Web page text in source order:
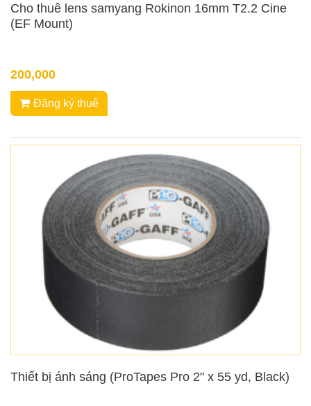
Cho thuê lens samyang Rokinon 16mm T2.2 Cine
(EF Mount)
200,000
Đăng ký thuê
Thiết bị ánh sáng (ProTapes Pro 2" x 55 yd, Black)